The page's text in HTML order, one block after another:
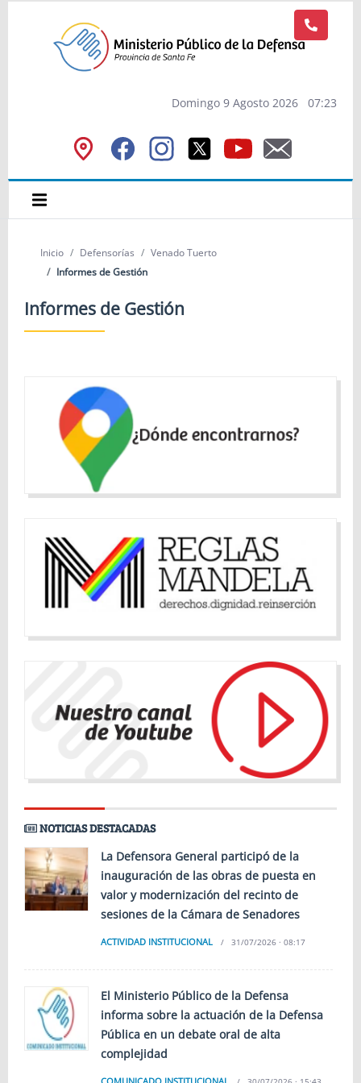
Domingo 9 Agosto 2026 07:23
Inicio Defensorías
Venado Tuerto
Informes de Gestión
Informes de Gestión
NOTICIAS DESTACADAS
La Defensora General participó de la
inauguración de las obras de puesta en
valor y modernización del recinto de
sesiones de la Cámara de Senadores
ACTIVIDAD INSTITUCIONAL 31/07/2026 · 08:17
El Ministerio Público de la Defensa
informa sobre la actuación de la Defensa
Pública en un debate oral de alta
complejidad